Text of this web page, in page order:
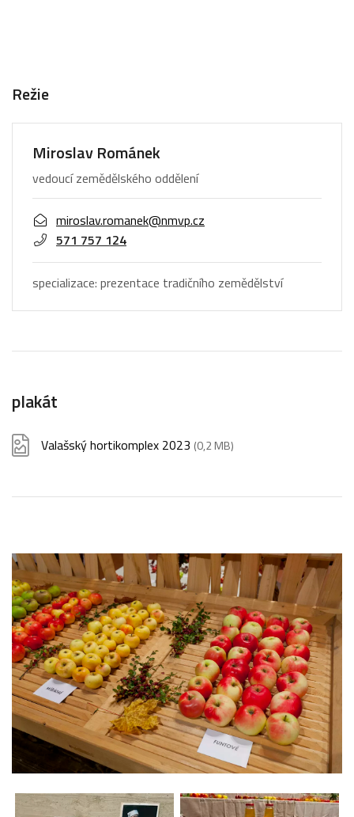
Režie
Miroslav Románek
vedoucí zemědělského oddělení
miroslav.romanek@nmvp.cz
571 757 124
specializace: prezentace tradičního zemědělství
plakát
Valašský hortikomplex 2023 (0,2 MB)